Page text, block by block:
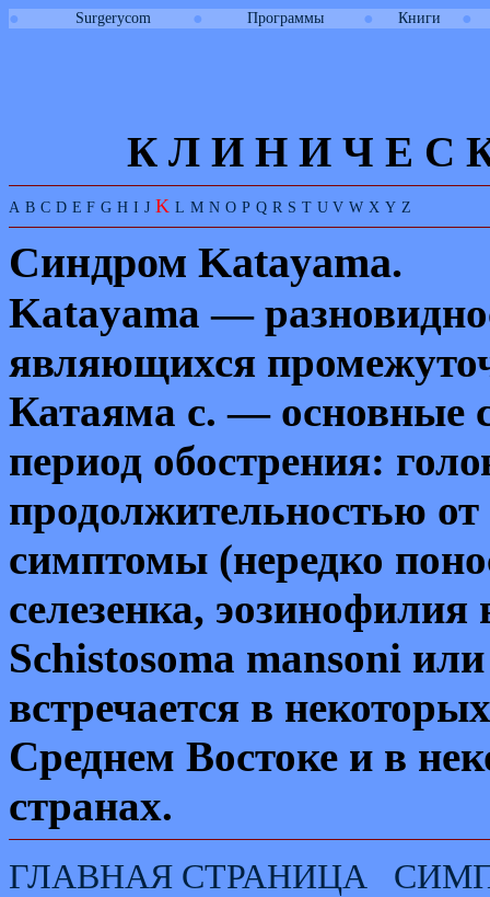
● Surgerycom ● Программы ● Книги ●
К Л И Н И Ч Е С
A B C D E F G H I J K L M N O P Q R S T U V W X Y Z
Синдром Katayama.
Katayama —
являющихся
Катаяма с. — основные
период обострения:
продолжительностью
симптомы (нередко
селезенка,
Schistosoma mansoni
встречается в
Среднем Востоке и в
странах.
ГЛАВНАЯ СТРАНИЦА